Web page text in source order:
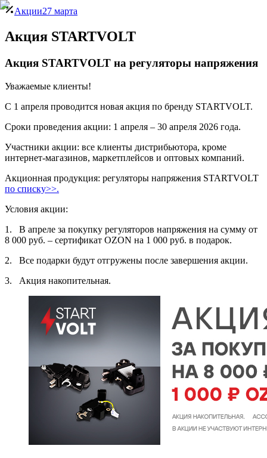
Акции27 марта
Акция STARTVOLT
Акция STARTVOLT на регуляторы напряжения
Уважаемые клиенты!
C 1 апреля проводится новая акция по бренду STARTVOLT.
Сроки проведения акции: 1 апреля – 30 апреля 2026 года.
Участники акции: все клиенты дистрибьютора, кроме
интернет-магазинов, маркетплейсов и оптовых компаний.
Акционная продукция: регуляторы напряжения STARTVOLT
по списку>>.
Условия акции:
1. В апреле за покупку регуляторов напряжения на сумму от
8 000 руб. – сертификат OZON на 1 000 руб. в подарок.
2. Все подарки будут отгружены после завершения акции.
3. Акция накопительная.